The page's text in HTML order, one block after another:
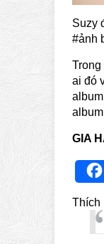
Suzy
#ảnh
ai đó
GIA
Thích